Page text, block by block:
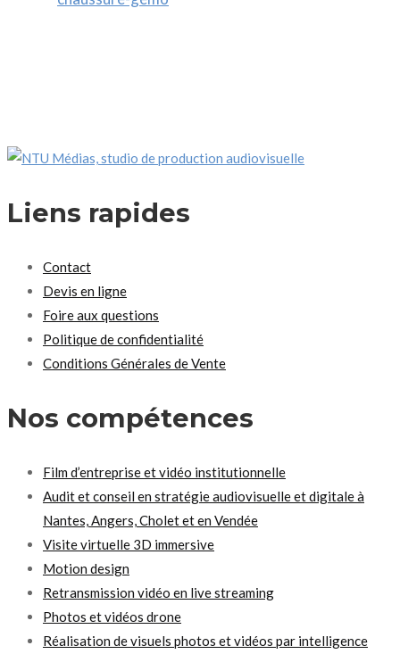
Liens rapides
Contact
Devis en ligne
Foire aux questions
Politique de confidentialité
Conditions Générales de Vente
Nos compétences
Film d’entreprise et vidéo institutionnelle
Audit et conseil en stratégie audiovisuelle et digitale à
Nantes, Angers, Cholet et en Vendée
Visite virtuelle 3D immersive
Motion design
Retransmission vidéo en live streaming
Photos et vidéos drone
Réalisation de visuels photos et vidéos par intelligence